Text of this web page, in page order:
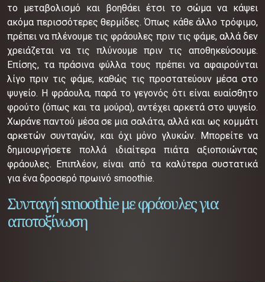
το μεταβολισμό και βοηθάει έτσι το σώμα να κάψει
ακόμα περισσότερες θερμίδες. Όπως κάθε άλλο τρόφιμο,
πρέπει να πλένουμε τις φράουλες πριν τις φάμε, αλλά δεν
χρειάζεται να τις πλύνουμε πριν τις αποθηκεύσουμε.
Επίσης, τα πράσινα φύλλα τους πρέπει να αφαιρούνται
λίγο πριν τις φάμε, καθώς τις προστατεύουν μέσα στο
ψυγείο. Η φράουλα, παρά το γεγονός ότι είναι ευαίσθητο
φρούτο (όπως και τα μούρα), αντέχει αρκετά στο ψυγείο.
Χωράνε παντού μέσα σε μια σαλάτα, αλλά και ως κομμάτι
αρκετών συνταγών, και όχι μόνο γλυκών. Μπορείτε να
δημιουργήσετε πολλά ιδιαίτερα πιάτα αξιοποιώντας
φράουλες. Επιπλέον, είναι από τα καλύτερα συστατικά
για ένα δροσερό πρωινό smoothie.
Συνταγή smoothie με φράουλες για
αποτοξίνωση